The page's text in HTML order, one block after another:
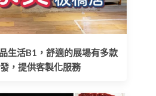
生活B1，舒適的展場有多款
，提供客製化服務